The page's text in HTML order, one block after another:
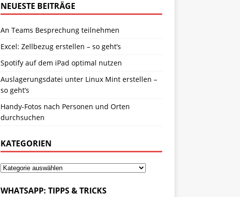
NEUESTE BEITRÄGE
An Teams Besprechung teilnehmen
Excel: Zellbezug erstellen – so geht’s
Spotify auf dem iPad optimal nutzen
Auslagerungsdatei unter Linux Mint erstellen –
so geht’s
Handy-Fotos nach Personen und Orten
durchsuchen
KATEGORIEN
WHATSAPP: TIPPS & TRICKS